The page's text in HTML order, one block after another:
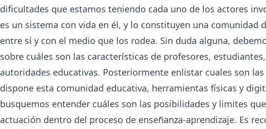
dificultades que estamos teniendo cada uno de los actores
es un sistema con vida en él, y lo constituyen una comunidad
entre sí y con el medio que los rodea. Sin duda alguna,
sobre cuáles son las características de profesores,
autoridades educativas. Posteriormente enlistar cuales son
dispone esta comunidad educativa, herramientas físicas y
busquemos entender cuáles son las posibilidades y limites
actuación dentro del proceso de enseñanza-aprendizaje. Es